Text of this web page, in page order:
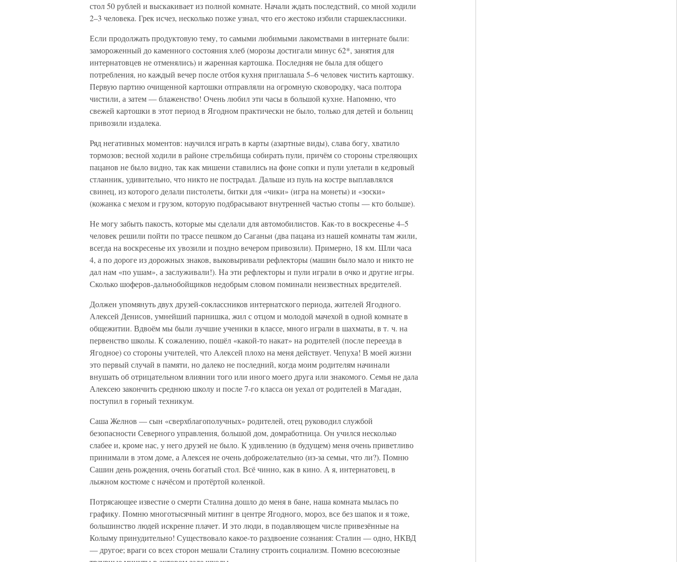
стол 50 рублей и выскакивает из полной комнате. Начали ждать последствий, со мной ходили
2–3 человека. Грек исчез, несколько позже узнал, что его жестоко избили старшеклассники.
Если продолжать продуктовую тему, то самыми любимыми лакомствами в интернате были:
замороженный до каменного состояния хлеб (морозы достигали минус 62*, занятия для
интернатовцев не отменялись) и жаренная картошка. Последняя не была для общего
потребления, но каждый вечер после отбоя кухня приглашала 5–6 человек чистить картошку.
Первую партию очищенной картошки отправляли на огромную сковородку, часа полтора
чистили, а затем — блаженство! Очень любил эти часы в большой кухне. Напомню, что
свежей картошки в этот период в Ягодном практически не было, только для детей и больниц
привозили издалека.
Ряд негативных моментов: научился играть в карты (азартные виды), слава богу, хватило
тормозов; весной ходили в районе стрельбища собирать пули, причём со стороны стреляющих
пацанов не было видно, так как мишени ставились на фоне сопки и пули улетали в кедровый
стланник, удивительно, что никто не пострадал. Дальше из пуль на костре выплавлялся
свинец, из которого делали пистолеты, битки для «чики» (игра на монеты) и «зоски»
(кожанка с мехом и грузом, которую подбрасывают внутренней частью стопы — кто больше).
Не могу забыть пакость, которые мы сделали для автомобилистов. Как-то в воскресенье 4–5
человек решили пойти по трассе пешком до Саганьи (два пацана из нашей комнаты там жили,
всегда на воскресенье их увозили и поздно вечером привозили). Примерно, 18 км. Шли часа
4, а по дороге из дорожных знаков, выковыривали рефлекторы (машин было мало и никто не
дал нам «по ушам», а заслуживали!). На эти рефлекторы и пули играли в очко и другие игры.
Сколько шоферов-дальнобойщиков недобрым словом поминали неизвестных вредителей.
Должен упомянуть двух друзей-соклассников интернатского периода, жителей Ягодного.
Алексей Денисов, умнейший парнишка, жил с отцом и молодой мачехой в одной комнате в
общежитии. Вдвоём мы были лучшие ученики в классе, много играли в шахматы, в т. ч. на
первенство школы. К сожалению, пошёл «какой-то накат» на родителей (после переезда в
Ягодное) со стороны учителей, что Алексей плохо на меня действует. Чепуха! В моей жизни
это первый случай в памяти, но далеко не последний, когда моим родителям начинали
внушать об отрицательном влиянии того или иного моего друга или знакомого. Семья не дала
Алексею закончить среднюю школу и после 7-го класса он уехал от родителей в Магадан,
поступил в горный техникум.
Саша Желнов — сын «сверхблагополучных» родителей, отец руководил службой
безопасности Северного управления, большой дом, домработница. Он учился несколько
слабее и, кроме нас, у него друзей не было. К удивлению (в будущем) меня очень приветливо
принимали в этом доме, а Алексея не очень доброжелательно (из-за семьи, что ли?). Помню
Сашин день рождения, очень богатый стол. Всё чинно, как в кино. А я, интернатовец, в
лыжном костюме с начёсом и протёртой коленкой.
Потрясающее известие о смерти Сталина дошло до меня в бане, наша комната мылась по
графику. Помню многотысячный митинг в центре Ягодного, мороз, все без шапок и я тоже,
большинство людей искренне плачет. И это люди, в подавляющем числе привезённые на
Колыму принудительно! Существовало какое-то раздвоение сознания: Сталин — одно, НКВД
— другое; враги со всех сторон мешали Сталину строить социализм. Помню всесоюзные